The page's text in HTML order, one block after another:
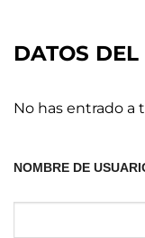
DATOS DEL
No has entrado a
NOMBRE DE